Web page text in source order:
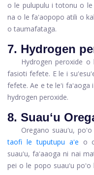
o le pulupulu i totonu o
na o le faʻaopopo atili o
o taumafataga.
7. Hydrogen
Hydrogen peroxide o
fasioti fefete. E le i
fefete. Ae e te leʻi
hydrogen peroxide.
8. Suauʻu
Oregano suauʻu,
taofi le tuputupu aʻe o
suauʻu, faʻaaoga ni nai
pei o le popo suauʻu poʻo